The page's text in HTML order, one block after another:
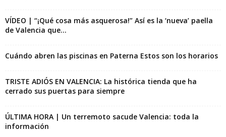
VÍDEO | “¡Qué cosa más asquerosa!” Así es la ‘nueva’ paella
de Valencia que...
Cuándo abren las piscinas en Paterna Estos son los horarios
TRISTE ADIÓS EN VALENCIA: La histórica tienda que ha
cerrado sus puertas para siempre
ÚLTIMA HORA | Un terremoto sacude Valencia: toda la
información